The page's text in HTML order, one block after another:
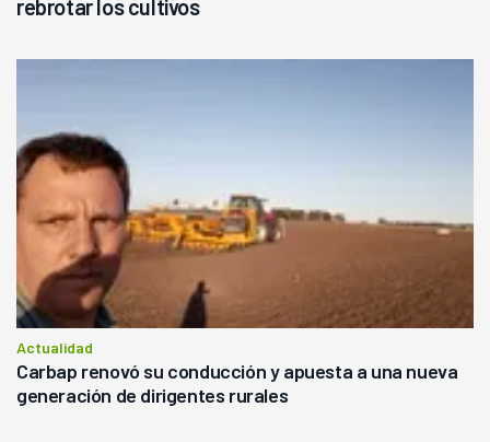
rebrotar los cultivos
Actualidad
Carbap renovó su conducción y apuesta a una nueva
generación de dirigentes rurales